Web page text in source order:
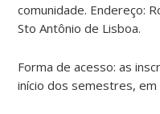
comunidade. Endereço:
Sto Antônio de Lisboa.
Forma de acesso: as
início dos semestres, em